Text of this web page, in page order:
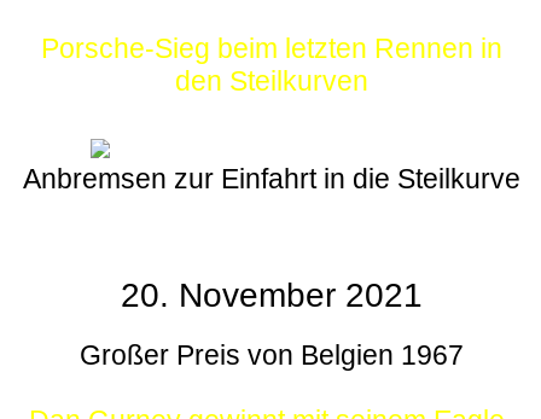
Porsche-Sieg beim letzten Rennen in
den Steilkurven
Anbremsen zur Einfahrt in die Steilkurve
20. November 2021
Großer Preis von Belgien 1967